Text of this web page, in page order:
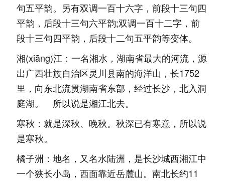
句五平韵。另有双调一百十六字，前段十三句四
平韵，后段十三句六平韵;双调一百十二字，前
段十三句四平韵，后段十二句五平韵等变体。
湘(xiāng)江：一名湘水，湖南省最大的河流，源
出广西壮族自治区灵川县南的海洋山，长1752
里，向东北流贯湖南省东部，经过长沙，北入洞
庭湖。 所以说是湘江北去。
寒秋：就是深秋、晚秋。秋深已有寒意，所以说
是寒秋。
橘子洲：地名，又名水陆洲，是长沙城西湘江中
一个狭长小岛，西面靠近岳麓山。南北长约11